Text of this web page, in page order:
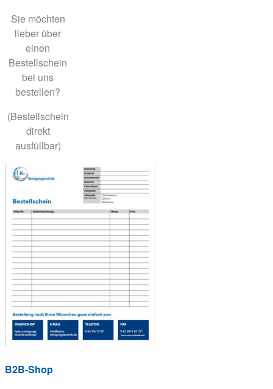
Sie möchten
lieber über
einen
Bestellschein
bei uns
bestellen?
(Bestellschein
direkt
ausfüllbar)
B2B-Shop